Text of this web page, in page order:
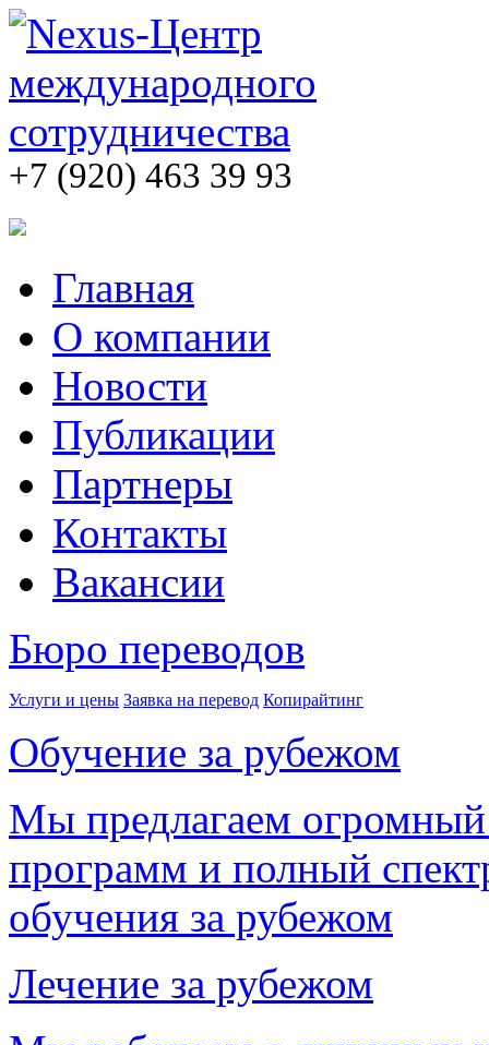
+7 (920) 463 39 93
Главная
О компании
Новости
Публикации
Партнеры
Контакты
Вакансии
Бюро переводов
Услуги и цены Заявка на перевод Копирайтинг
Обучение за рубежом
Мы предлагаем
программ и полный
обучения за рубежом
Лечение за рубежом